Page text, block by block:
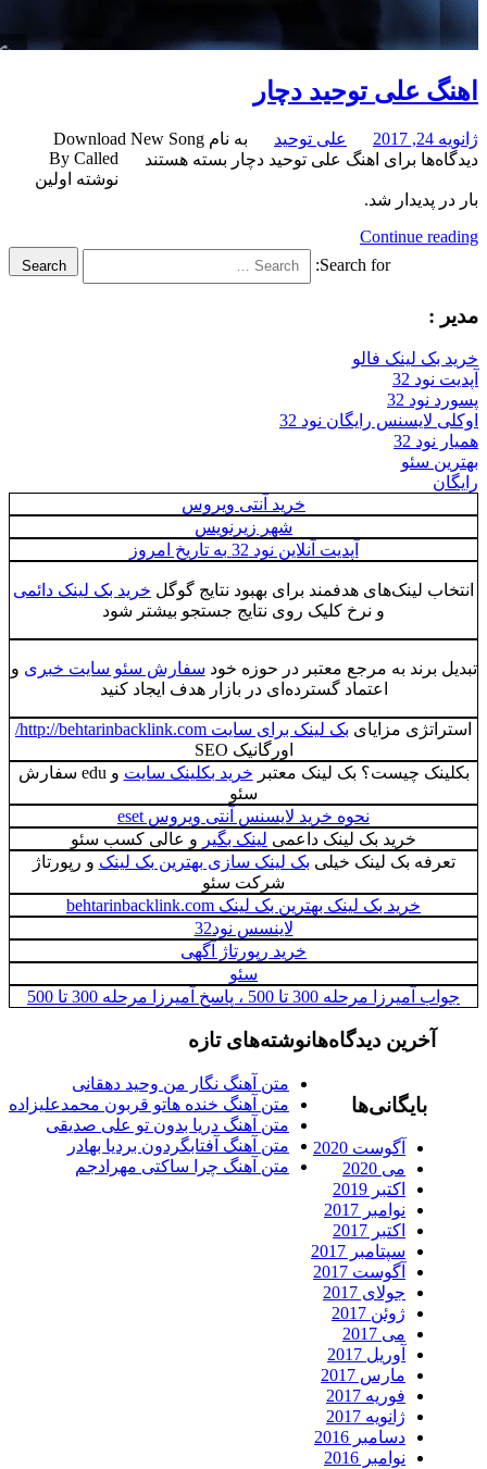
علی توحید دچار
علی توحید
برای اهنگ علی توحید دچاربسته هستند
به نام Download New Song
By Called
نوشته اولین
پدیدار شد.
Continue
Search for:
Search
:
لینک فالو
32
32
لایسنس رایگان نود 32
32
سئو
خرید آنتی ویروس
شهر زیرنویس
آپدیت آنلاین نود 32 به تاریخ امروز
لینک‌های هدفمند برای بهبود نتایج گوگل خرید بک لینک دائمی
و نرخ کلیک روی نتایج جستجو بیشتر شود
برند به مرجع معتبر در حوزه خودسفارش سئو سایت خبری و
اعتماد گسترده‌ای در بازار هدف ایجاد کنید
مزایایبک لینک برای سایت http://behtarinbacklink.com/
اورگانیک SEO
چیست؟ بک لینک معتبر خرید بکلینک سایت
و edu سفارش
نحوه خرید لایسنس آنتی ویروس eset
خرید بک لینک داعمی لینک بگیرو عالی کسب سئو
بک لینک خیلی بک لینک سازی بهترین بک لینکو رپورتاژ
شرکت سئو
خرید بک لینک بهترین بک لینک behtarinbacklink.com
لاینسس نود32
خرید رپورتاژ آگهی
مرحله 300 تا 500 ، پاسخ آمیرزا مرحله 300 تا 500
نوشته‌های تازه
متن آهنگ نگار من وحید دهقانی
متن آهنگ خنده هاتو قربون محمدعلیزاده
متن آهنگ دریا بدون تو علی صدیقی
متن آهنگ آفتابگردون بردیا بهادر
متن آهنگ چرا ساکتی مهرادجم
آخرین دیدگاه‌ها
بایگانی‌ها
آگوست 2020
می 2020
اکتبر 2019
نوامبر 2017
اکتبر 2017
سپتامبر 2017
آگوست 2017
جولای 2017
ژوئن 2017
می 2017
آوریل 2017
مارس 2017
فوریه 2017
ژانویه 2017
دسامبر 2016
نوامبر 2016